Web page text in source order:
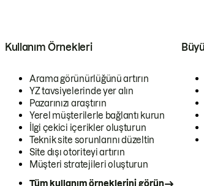
Kullanım Örnekleri
Arama görünürlüğünü artırın
YZ tavsiyelerinde yer alın
Pazarınızı araştırın
Yerel müşterilerle bağlantı kurun
İlgi çekici içerikler oluşturun
Teknik site sorunlarını düzeltin
Site dışı otoriteyi artırın
Müşteri stratejileri oluşturun
Tüm kullanım örneklerini görün